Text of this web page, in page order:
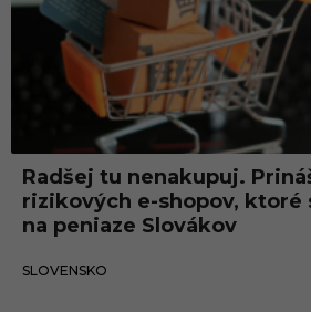
Radšej tu nenakupuj.
rizikových e-shopov, ktoré
na peniaze Slovákov
SLOVENSKO